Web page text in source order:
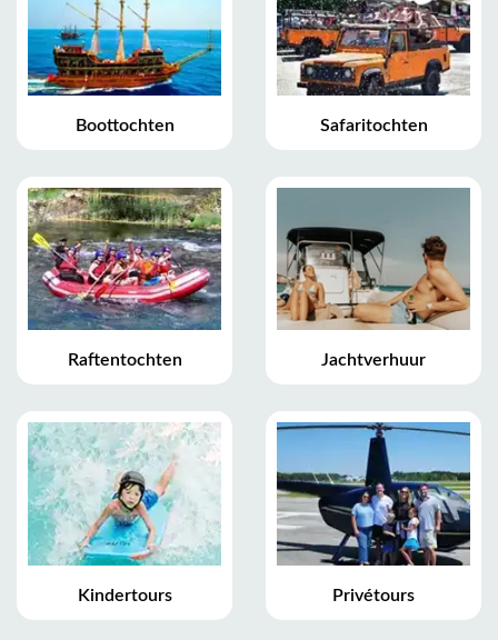
Boottochten Safaritochten
Raftentochten Jachtverhuur
Kindertours Privétours